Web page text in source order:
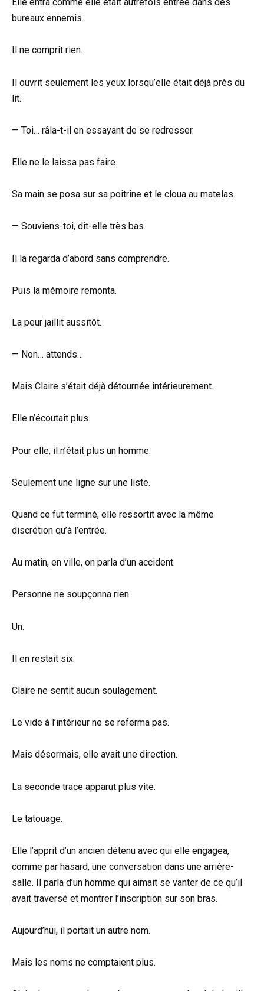
bureaux ennemis.
Il ne comprit rien.
Il ouvrit seulement les yeux lorsqu’elle était déjà près du
lit.
— Toi… râla-t-il en essayant de se redresser.
Elle ne le laissa pas faire.
Sa main se posa sur sa poitrine et le cloua au matelas.
— Souviens-toi, dit-elle très bas.
Il la regarda d’abord sans comprendre.
Puis la mémoire remonta.
La peur jaillit aussitôt.
— Non… attends…
Mais Claire s’était déjà détournée intérieurement.
Elle n’écoutait plus.
Pour elle, il n’était plus un homme.
Seulement une ligne sur une liste.
Quand ce fut terminé, elle ressortit avec la même
discrétion qu’à l’entrée.
Au matin, en ville, on parla d’un accident.
Personne ne soupçonna rien.
Un.
Il en restait six.
Claire ne sentit aucun soulagement.
Le vide à l’intérieur ne se referma pas.
Mais désormais, elle avait une direction.
La seconde trace apparut plus vite.
Le tatouage.
Elle l’apprit d’un ancien détenu avec qui elle engagea,
comme par hasard, une conversation dans une arrière-
salle. Il parla d’un homme qui aimait se vanter de ce qu’il
avait traversé et montrer l’inscription sur son bras.
Aujourd’hui, il portait un autre nom.
Mais les noms ne comptaient plus.